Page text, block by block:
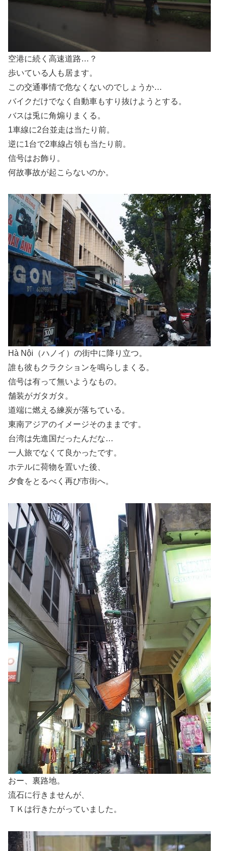
空港に続く高速道路…？
歩いている人も居ます。
この交通事情で危なくないのでしょうか…
バイクだけでなく自動車もすり抜けようとする。
バスは兎に角煽りまくる。
1車線に2台並走は当たり前。
逆に1台で2車線占領も当たり前。
信号はお飾り。
何故事故が起こらないのか。
Hà Nội（ハノイ）の街中に降り立つ。
誰も彼もクラクションを鳴らしまくる。
信号は有って無いようなもの。
舗装がガタガタ。
道端に燃える練炭が落ちている。
東南アジアのイメージそのままです。
台湾は先進国だったんだな…
一人旅でなくて良かったです。
ホテルに荷物を置いた後、
夕食をとるべく再び市街へ。
おー、裏路地。
流石に行きませんが、
ＴＫは行きたがっていました。